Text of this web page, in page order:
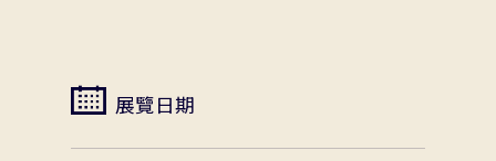
展覽日期